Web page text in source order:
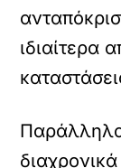
ιδιαίτερα